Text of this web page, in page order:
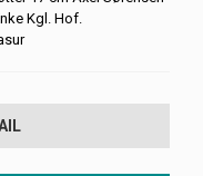
Kgl. Hof.